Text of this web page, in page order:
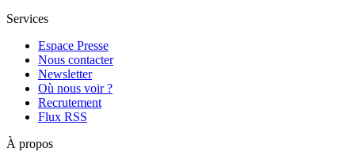
Services
Espace Presse
Nous contacter
Newsletter
Où nous voir ?
Recrutement
Flux RSS
À propos